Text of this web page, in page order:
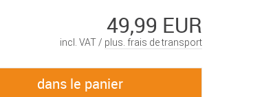
49,99 EUR
incl. VAT / plus. frais de transport